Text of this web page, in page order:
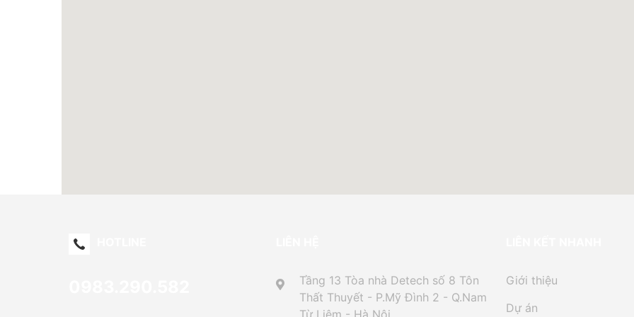
Tầng 13 Tòa nhà Detech số 8 Tôn
Thất Thuyết - P.Mỹ Đình 2 - Q.Nam
Giới thiệu
Dự án